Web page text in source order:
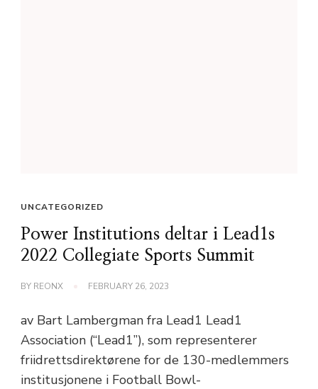
UNCATEGORIZED
Power Institutions deltar i Lead1s
2022 Collegiate Sports Summit
BY REONX FEBRUARY 26, 2023
av Bart Lambergman fra Lead1 Lead1
Association (“Lead1”), som representerer
friidrettsdirektørene for de 130-medlemmers
institusjonene i Football Bowl-